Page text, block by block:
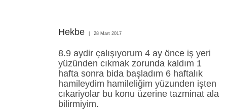
Hekbe 28 Mart 2017
8.9 aydir çalışıyorum 4 ay önce iş yeri
yüzünden cıkmak zorunda kaldım 1
hafta sonra bida başladım 6 haftalık
hamileydim hamileliğim yüzunden işten
cıkariyolar bu konu üzerine tazminat ala
bilirmiyim.